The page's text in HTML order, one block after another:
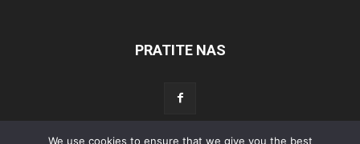
PRATITE NAS
We use cookies to ensure that we give you the best